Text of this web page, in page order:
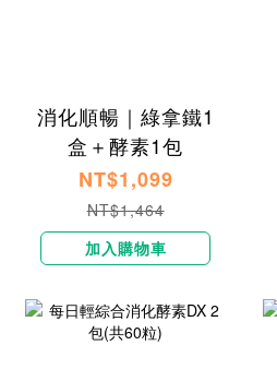
消化順暢｜綠拿鐵1
盒＋酵素1包
NT$1,099
NT$1,464
加入購物車